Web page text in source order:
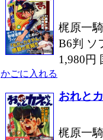
梶原一
B6判 ソ
1,980円
かごに入れる
おれと
梶原一